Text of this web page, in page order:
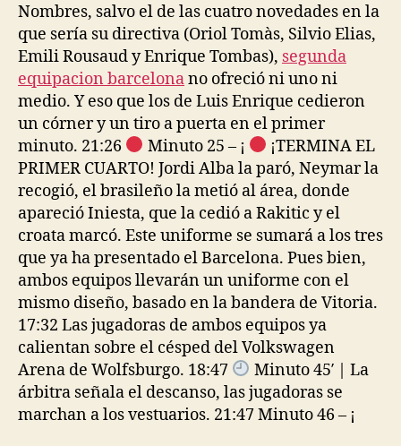
Nombres, salvo el de las cuatro novedades en la
que sería su directiva (Oriol Tomàs, Silvio Elias,
Emili Rousaud y Enrique Tombas), segunda
equipacion barcelonano ofreció ni uno ni
medio. Y eso que los de Luis Enrique cedieron
un córner y un tiro a puerta en el primer
minuto. 21:26
Minuto 25 – ¡
¡TERMINA EL
PRIMER CUARTO! Jordi Alba la paró, Neymar la
recogió, el brasileño la metió al área, donde
apareció Iniesta, que la cedió a Rakitic y el
croata marcó. Este uniforme se sumará a los tres
que ya ha presentado el Barcelona. Pues bien,
ambos equipos llevarán un uniforme con el
mismo diseño, basado en la bandera de Vitoria.
17:32 Las jugadoras de ambos equipos ya
calientan sobre el césped del Volkswagen
Arena de Wolfsburgo. 18:47
Minuto 45′ | La
árbitra señala el descanso, las jugadoras se
marchan a los vestuarios. 21:47 Minuto 46 – ¡